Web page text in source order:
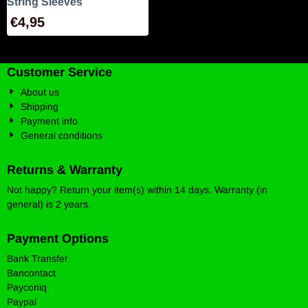
€4,95
Customer Service
About us
Shipping
Payment info
General conditions
Returns & Warranty
Not happy? Return your item(s) within 14 days. Warranty (in
general) is 2 years.
Payment Options
Bank Transfer
Bancontact
Payconiq
Paypal